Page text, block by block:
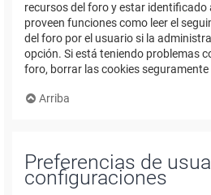
recursos del foro y estar identificado
proveen funciones como leer el
del foro por el usuario si la
opción. Si está teniendo problemas
foro, borrar las cookies
Arriba
Preferencias de
configuraciones